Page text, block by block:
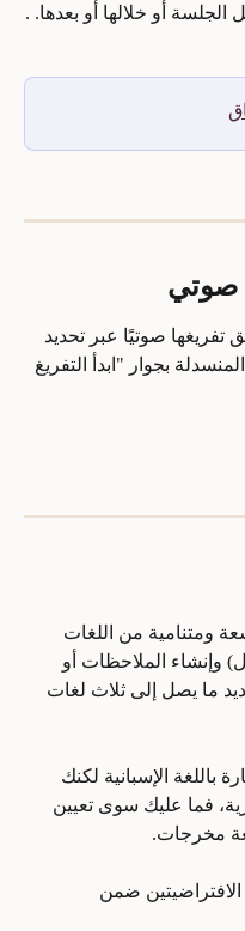
أو خلالها أو بعدها. .
صوتي
صوتيًا عبر تحديد
بجوار "ابدأ التفريغ
ومتنامية من اللغات
وإنشاء الملاحظات أو
ما يصل إلى ثلاث لغات
باللغة الإسبانية لكنك
فما عليك سوى تعيين
مخرجات.
الافتراضيتين ضمن